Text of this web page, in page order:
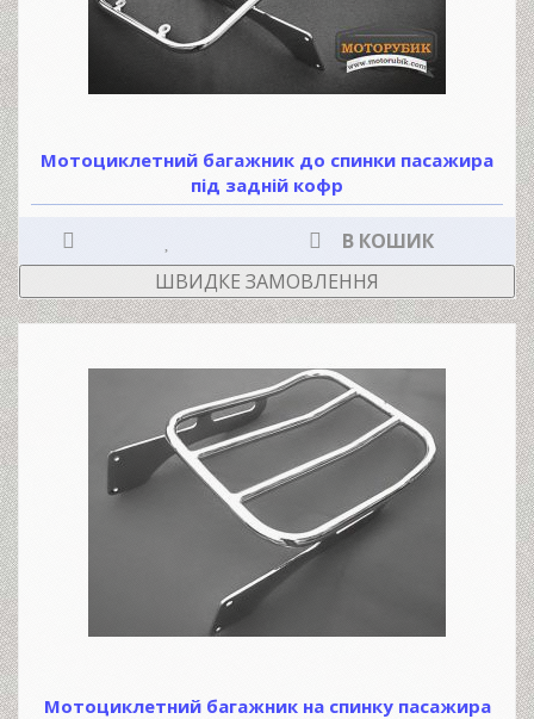
Мотоциклетний багажник до спинки пасажира
під задній кофр
В КОШИК
ШВИДКЕ ЗАМОВЛЕННЯ
Мотоциклетний багажник на спинку пасажира